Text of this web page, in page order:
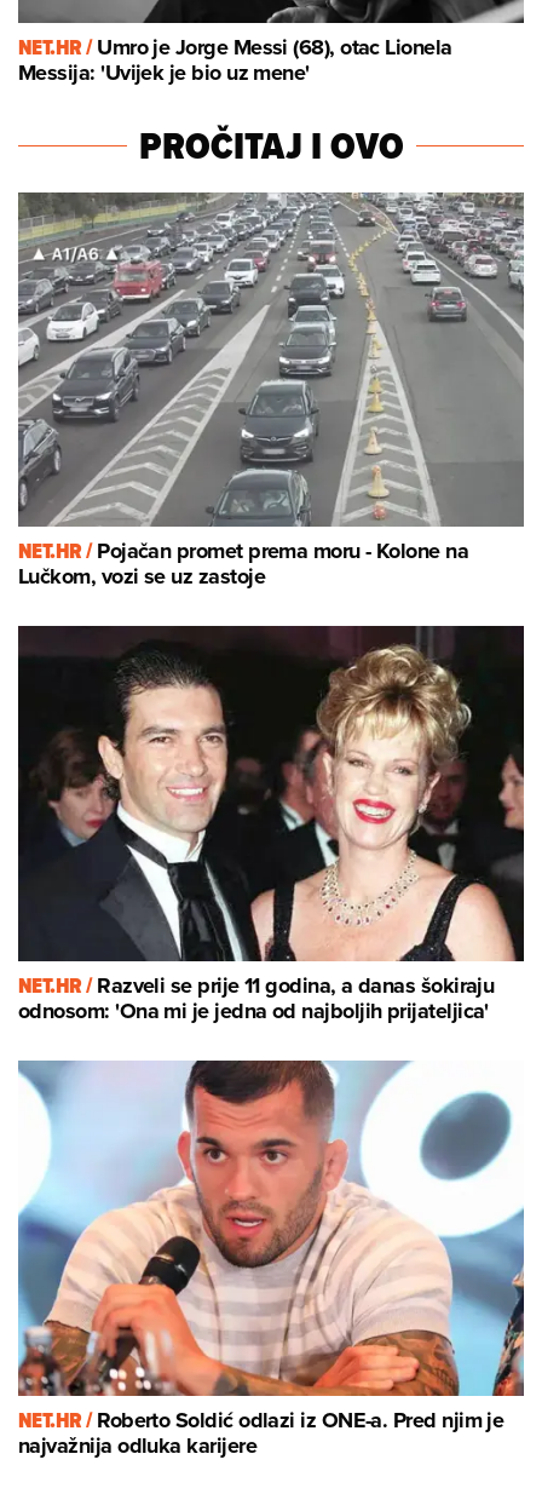
NET.HR /Umro je Jorge Messi (68), otac Lionela
Messija: 'Uvijek je bio uz mene'
PROČITAJ I OVO
NET.HR /Pojačan promet prema moru - Kolone na
Lučkom, vozi se uz zastoje
NET.HR /Razveli se prije 11 godina, a danas šokiraju
odnosom: 'Ona mi je jedna od najboljih prijateljica'
NET.HR /Roberto Soldić odlazi iz ONE-a. Pred njim je
najvažnija odluka karijere